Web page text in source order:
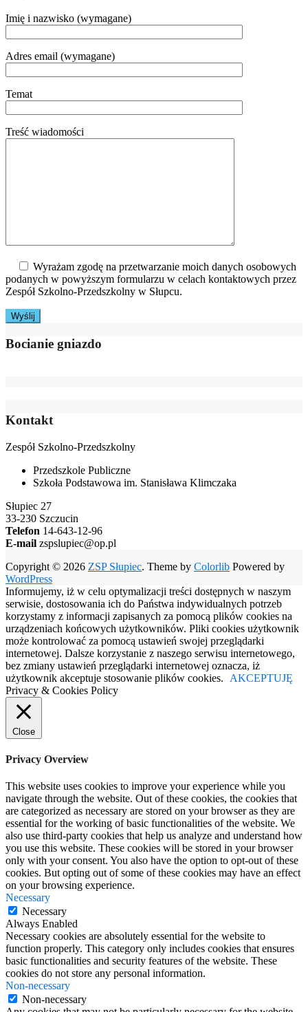
Imię i nazwisko (wymagane)
Adres email (wymagane)
Temat
Treść wiadomości
Wyrażam zgodę na przetwarzanie moich danych osobowych
podanych w powyższym formularzu w celach kontaktowych przez
Zespół Szkolno-Przedszkolny w Słupcu.
Bocianie gniazdo
Kontakt
Zespół Szkolno-Przedszkolny
Przedszkole Publiczne
Szkoła Podstawowa im. Stanisława Klimczaka
Słupiec 27
33-230 Szczucin
Telefon 14-643-12-96
E-mail zspslupiec@op.pl
Copyright © 2026 ZSP Słupiec. Theme by Colorlib Powered by
WordPress
Informujemy, iż w celu optymalizacji treści dostępnych w naszym
serwisie, dostosowania ich do Państwa indywidualnych potrzeb
korzystamy z informacji zapisanych za pomocą plików cookies na
urządzeniach końcowych użytkowników. Pliki cookies użytkownik
może kontrolować za pomocą ustawień swojej przeglądarki
internetowej. Dalsze korzystanie z naszego serwisu internetowego,
bez zmiany ustawień przeglądarki internetowej oznacza, iż
użytkownik akceptuje stosowanie plików cookies.
AKCEPTUJĘ
Privacy & Cookies Policy
Close
Privacy Overview
This website uses cookies to improve your experience while you
navigate through the website. Out of these cookies, the cookies that
are categorized as necessary are stored on your browser as they are
essential for the working of basic functionalities of the website. We
also use third-party cookies that help us analyze and understand how
you use this website. These cookies will be stored in your browser
only with your consent. You also have the option to opt-out of these
cookies. But opting out of some of these cookies may have an effect
on your browsing experience.
Necessary
Necessary
Always Enabled
Necessary cookies are absolutely essential for the website to
function properly. This category only includes cookies that ensures
basic functionalities and security features of the website. These
cookies do not store any personal information.
Non-necessary
Non-necessary